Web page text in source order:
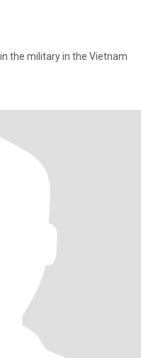
the military in the Vietnam